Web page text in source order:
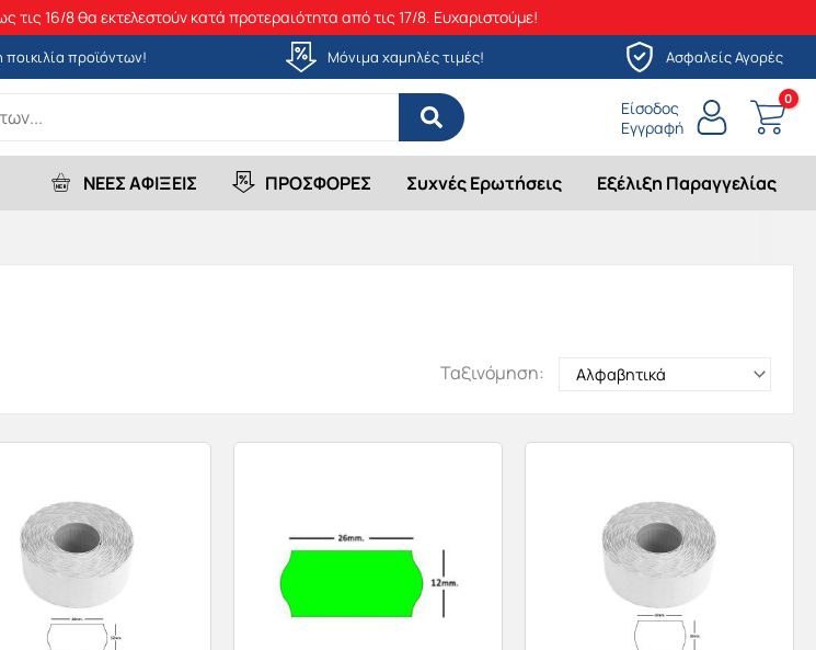
τις 16/8 θα εκτελεστούν κατά προτεραιότητα από τις 17/8. Ευχαριστούμε!
προϊόντων! Μόνιμα χαμηλές τιμές! Ασφαλείς Αγορές
Είσοδος
Εγγραφή
ΝΕΕΣ ΑΦΙΞΕΙΣ ΠΡΟΣΦΟΡΕΣ Συχνές Ερωτήσεις Εξέλιξη Παραγγελίας
Ταξινόμηση: